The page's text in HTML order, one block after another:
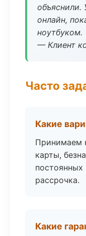
объяснили.
онлайн,
ноутбуком.
— Клиент
Часто
Какие
Принимаем
карты,
постоянных
рассрочка.
Какие